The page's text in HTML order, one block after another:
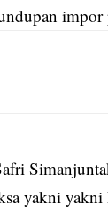
impor
yakni